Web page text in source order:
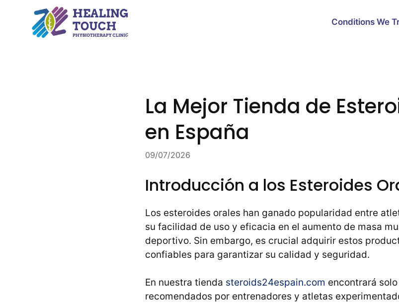
content
Conditions We
La Mejor Tienda de
en España
09/07/2026
Introducción a los Esteroides
Los esteroides orales han ganado popularidad entre
su facilidad de uso y eficacia en el aumento de masa
deportivo. Sin embargo, es crucial adquirir estos
confiables para garantizar su calidad y seguridad.
En nuestra tienda steroids24espain.com encontrará
recomendados por entrenadores y atletas